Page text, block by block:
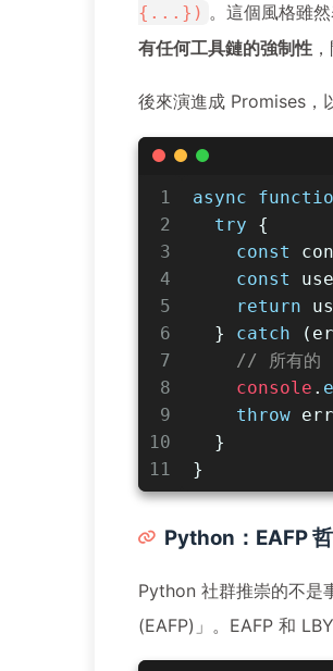
{...}) 。這個風格雖
有任何工具鏈的強制性
後來演進成 Promises，
1
2
3
4
5
6
7
8
9
10
11
async
try {
const
const
return
  }
catch
// 所有的
console .
throw
  }
}
Python：EAFP
Python 社群推崇的不是
(EAFP)」。EAFP 和